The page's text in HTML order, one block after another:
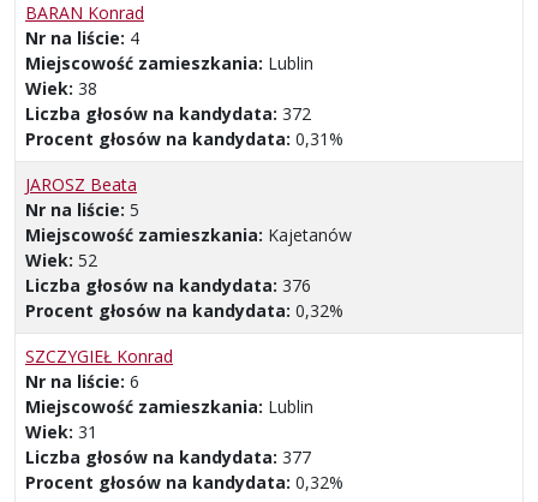
BARAN Konrad
Nr na liście: 4
Miejscowość zamieszkania: Lublin
Wiek: 38
Liczba głosów na kandydata: 372
Procent głosów na kandydata: 0,31%
JAROSZ Beata
Nr na liście: 5
Miejscowość zamieszkania: Kajetanów
Wiek: 52
Liczba głosów na kandydata: 376
Procent głosów na kandydata: 0,32%
SZCZYGIEŁ Konrad
Nr na liście: 6
Miejscowość zamieszkania: Lublin
Wiek: 31
Liczba głosów na kandydata: 377
Procent głosów na kandydata: 0,32%